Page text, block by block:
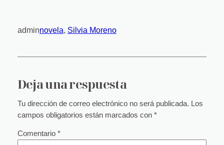
adminnovela, Silvia Moreno
Deja una respuesta
Tu dirección de correo electrónico no será publicada. Los
campos obligatorios están marcados con *
Comentario *